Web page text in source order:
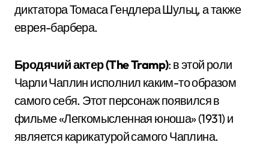
диктатора Томаса Гендлера Шульц, а также
еврея-барбера.
Бродячий актер (The Tramp): в этой роли
Чарли Чаплин исполнил каким-то образом
самого себя. Этот персонаж появился в
фильме «Легкомысленная юноша» (1931) и
является карикатурой самого Чаплина.